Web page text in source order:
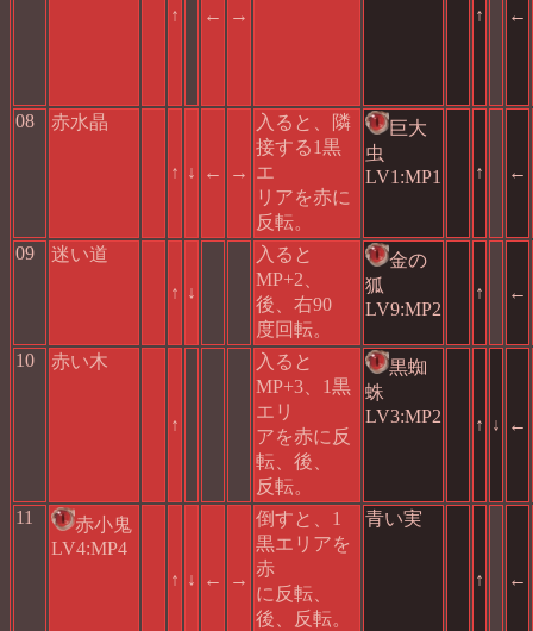
↑ ← → ↑ ←
08 赤水晶
↑ ↓ ← →
入ると、隣
接する1黒
エ
リアを赤に
反転。
巨大
虫
LV1:MP1
↑ ←
09
迷い道
↑ ↓
入ると
MP+2、
後、右90
度回転。
金の
狐
LV9:MP2
↑ ←
10 赤い木
↑
入ると
MP+3、1黒
エリ
アを赤に反
転、後、
反転。
黒蜘
蛛
LV3:MP2
↑ ↓ ←
11
赤小鬼
LV4:MP4
↑ ↓ ← →
倒すと、1
黒エリアを
赤
に反転、
後、反転。
青い実
↑ ←